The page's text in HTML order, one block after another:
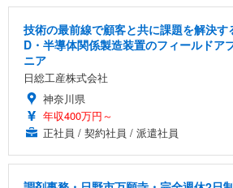
技術の最前線で顧客と共に課題を解決
D・半導体関係製造装置のフィールドア
ニア
日総工産株式会社
神奈川県
年収400万円～
正社員 / 契約社員 / 派遣社員